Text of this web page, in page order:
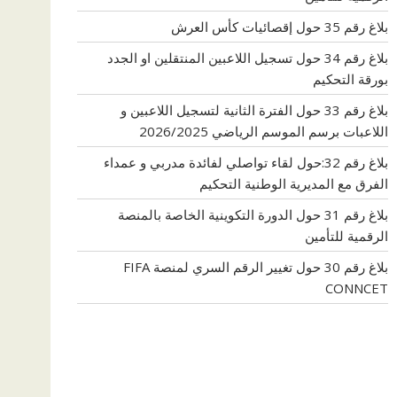
بلاغ رقم 35 حول إقصائيات كأس العرش
بلاغ رقم 34 حول تسجيل اللاعبين المنتقلين او الجدد
بورقة التحكيم
بلاغ رقم 33 حول الفترة الثانية لتسجيل اللاعبين و
اللاعبات برسم الموسم الرياضي 2026/2025
بلاغ رقم 32:حول لقاء تواصلي لفائدة مدربي و عمداء
الفرق مع المديرية الوطنية التحكيم
بلاغ رقم 31 حول الدورة التكوينية الخاصة بالمنصة
الرقمية للتأمين
بلاغ رقم 30 حول تغيير الرقم السري لمنصة FIFA
CONNCET